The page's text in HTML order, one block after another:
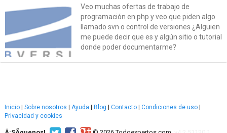
Veo muchas ofertas de trabajo de
programación en php y veo que piden algo
llamado svn o control de versiones ¿Alguien
me puede decir que es y algún sitio o tutorial
donde poder documentarme?
Inicio Sobre nosotros Ayuda Blog Contacto Condiciones de uso
Privacidad y cookies